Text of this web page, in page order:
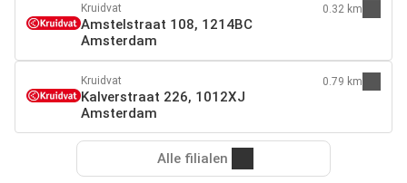
Kruidvat
Amstelstraat 108, 1214BC
Amsterdam
0.32 km
Kruidvat
Kalverstraat 226, 1012XJ
Amsterdam
0.79 km
Alle filialen